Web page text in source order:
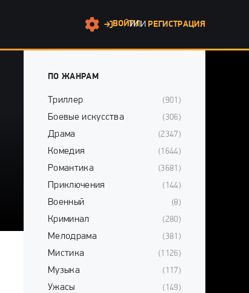
ВОЙТИ
ИЛИ РЕГИСТРАЦИЯ
ПО ЖАНРАМ
Триллер (901)
Боевые искусства (306)
Драма (2347)
Комедия (1644)
Романтика (3681)
Приключения (144)
Военный (8)
Криминал (280)
Мелодрама (381)
Мистика (1126)
Музыка (117)
Ужасы (149)